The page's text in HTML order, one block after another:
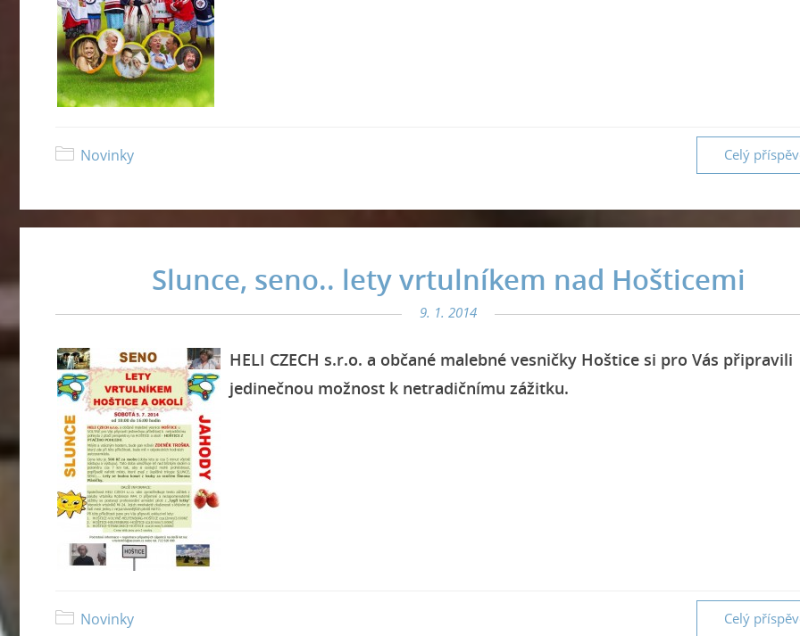
Celý
Novinky
Slunce, seno.. lety vrtulníkem nad Hošticemi
9. 1. 2014
HELI CZECH s.r.o. a občané malebné vesničky Hoštice si pro Vás připravili
jedinečnou možnost k netradičnímu zážitku.
Celý
Novinky